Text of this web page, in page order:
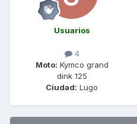
Usuarios
4
Moto: Kymco grand
dink 125
Ciudad: Lugo